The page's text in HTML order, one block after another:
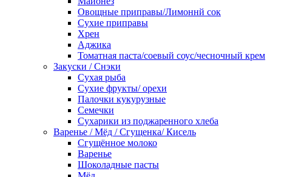
Овощные приправы/Лимоннй сок
Сухие приправы
Хрен
Аджика
Томатная паста/соевый соус/чесночный крем
Закуски / Снэки
Сухая рыба
Сухие фрукты/ орехи
Палочки кукурузные
Семечки
Сухарики из поджаренного хлеба
Варенье / Мёд / Сгущенка/ Кисель
Сгущённое молоко
Варенье
Шоколадные пасты